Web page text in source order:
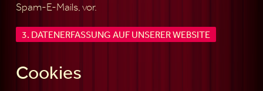
Spam-E-Mails, vor.
3. DATENERFASSUNG AUF UNSERER WEBSITE
Cookies